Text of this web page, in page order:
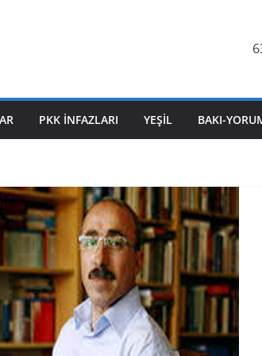
PKK İNFAZLARI YEŞIL BAKI-